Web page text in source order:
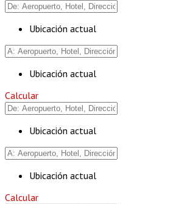
Ubicación actual
Ubicación actual
Calcular
Ubicación actual
Ubicación actual
Calcular